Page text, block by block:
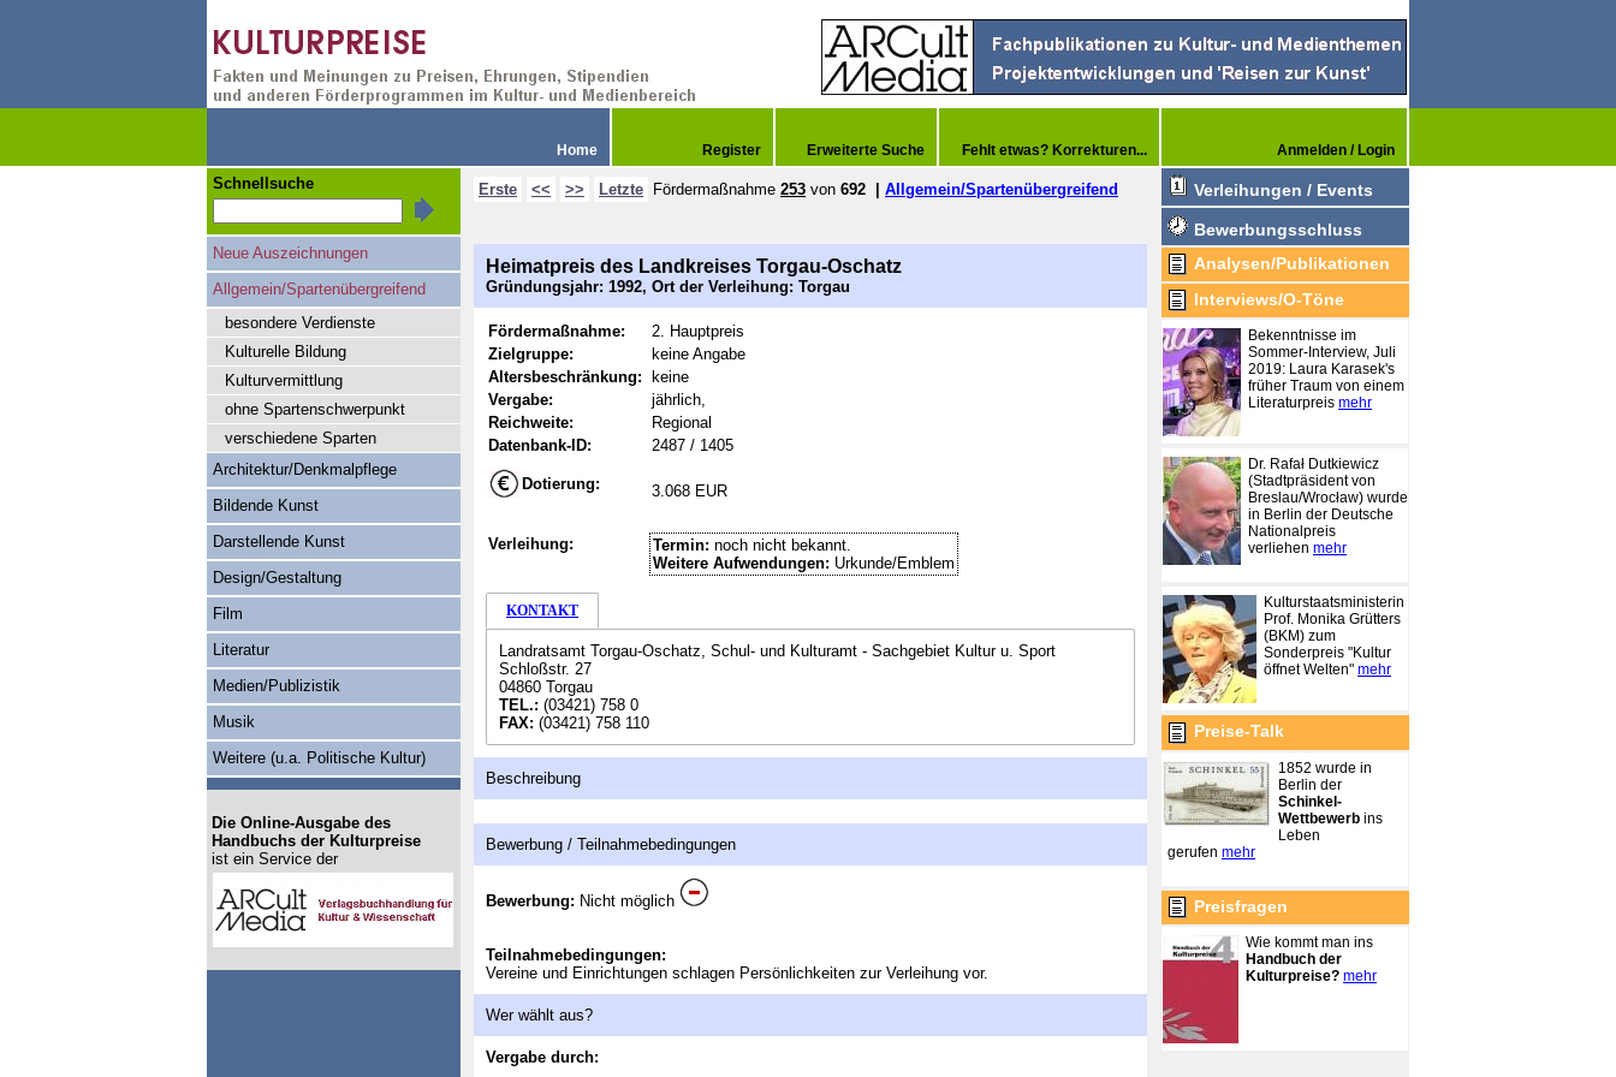
Home Register Erweiterte Suche Fehlt etwas? Korrekturen... Anmelden / Login
Erste << >> Letzte Fördermaßnahme 253 von 692 Allgemein/Spartenübergreifend
Heimatpreis des Landkreises Torgau-Oschatz
Gründungsjahr: 1992, Ort der Verleihung: Torgau
Fördermaßnahme:
2. Hauptpreis
Zielgruppe:
keine Angabe
Altersbeschränkung:
keine
Vergabe:
jährlich,
Reichweite:
Regional
Datenbank-ID:
2487 / 1405
Dotierung: 3.068 EUR
Verleihung: Termin: noch nicht bekannt.
Weitere Aufwendungen: Urkunde/Emblem
KONTAKT
Landratsamt Torgau-Oschatz, Schul- und Kulturamt - Sachgebiet Kultur u. Sport
Schloßstr. 27
04860 Torgau
TEL.: (03421) 758 0
FAX: (03421) 758 110
Beschreibung
Bewerbung / Teilnahmebedingungen
Bewerbung: Nicht möglich
Teilnahmebedingungen:
Vereine und Einrichtungen schlagen Persönlichkeiten zur Verleihung vor.
Wer wählt aus?
Vergabe durch:
Schnellsuche
Neue Auszeichnungen
Allgemein/Spartenübergreifend
besondere Verdienste
Kulturelle Bildung
Kulturvermittlung
ohne Spartenschwerpunkt
verschiedene Sparten
Architektur/Denkmalpflege
Bildende Kunst
Darstellende Kunst
Design/Gestaltung
Film
Literatur
Medien/Publizistik
Musik
Weitere (u.a. Politische Kultur)
Die Online-Ausgabe des
Handbuchs der Kulturpreise
ist ein Service der
Verleihungen / Events
Bewerbungsschluss
Analysen/Publikationen
Interviews/O-Töne
Bekenntnisse im
Sommer-Interview, Juli
2019: Laura Karasek's
früher Traum von einem
Literaturpreis mehr
Dr. Rafał Dutkiewicz
(Stadtpräsident von
Breslau/Wrocław) wurde
in Berlin der Deutsche
Nationalpreis
verliehen mehr
Kulturstaatsministerin
Prof. Monika Grütters
(BKM) zum
Sonderpreis "Kultur
öffnet Welten" mehr
Preise-Talk
1852 wurde in
Berlin der
Schinkel-
Wettbewerb ins
Leben
gerufen mehr
Preisfragen
Wie kommt man ins
Handbuch der
Kulturpreise? mehr